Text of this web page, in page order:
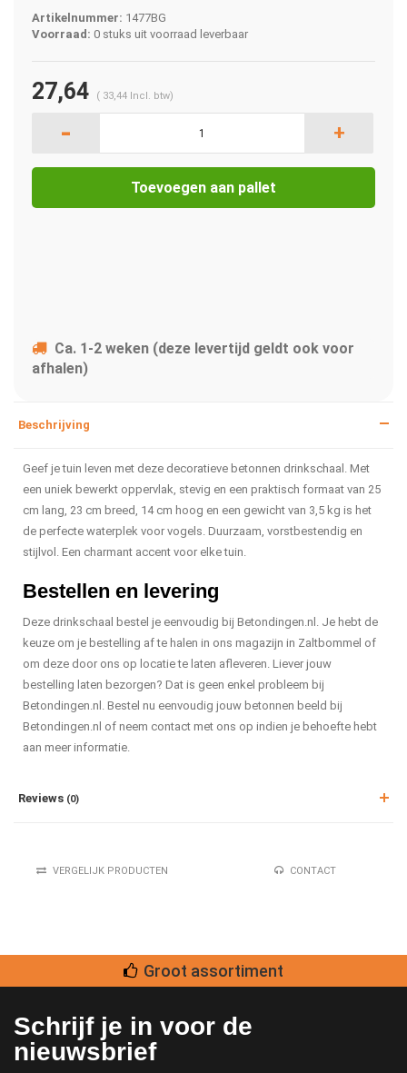
Artikelnummer: 1477BG
Voorraad: 0 stuks uit voorraad leverbaar
27,64 ( 33,44 Incl. btw)
- +
Toevoegen aan pallet
Ca. 1-2 weken (deze levertijd geldt ook voor
afhalen)
Beschrijving
Geef je tuin leven met deze decoratieve betonnen drinkschaal. Met
een uniek bewerkt oppervlak, stevig en een praktisch formaat van 25
cm lang, 23 cm breed, 14 cm hoog en een gewicht van 3,5 kg is het
de perfecte waterplek voor vogels. Duurzaam, vorstbestendig en
stijlvol. Een charmant accent voor elke tuin.
Bestellen en levering
Deze drinkschaal bestel je eenvoudig bij Betondingen.nl. Je hebt de
keuze om je bestelling af te halen in ons magazijn in Zaltbommel of
om deze door ons op locatie te laten afleveren. Liever jouw
bestelling laten bezorgen? Dat is geen enkel probleem bij
Betondingen.nl. Bestel nu eenvoudig jouw betonnen beeld bij
Betondingen.nl of neem contact met ons op indien je behoefte hebt
aan meer informatie.
Reviews (0)
VERGELIJK PRODUCTEN CONTACT
Groot assortiment
Schrijf je in voor de
nieuwsbrief